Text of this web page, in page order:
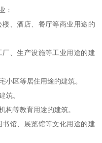
：
、酒店、餐厅等商业用途的
、生产设施等工业用途的建
小区等居住用途的建筑。
筑。
构等教育用途的建筑。
馆、展览馆等文化用途的建